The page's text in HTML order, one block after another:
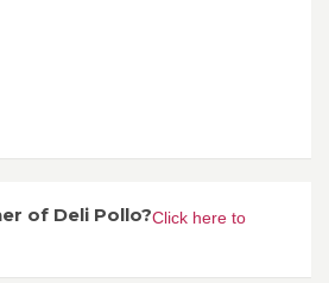
of Deli Pollo?Click here to